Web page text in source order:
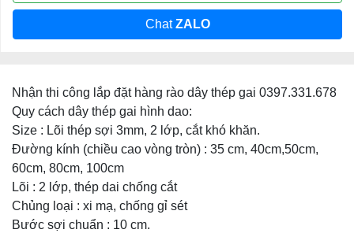
ChatZALO
Nhận thi công lắp đặt hàng rào dây thép gai 0397.331.678
Quy cách dây thép gai hình dao:
Size : Lõi thép sợi 3mm, 2 lớp, cắt khó khăn.
Đường kính (chiều cao vòng tròn) : 35 cm, 40cm,50cm,
60cm, 80cm, 100cm
Lõi : 2 lớp, thép dai chống cắt
Chủng loại : xi mạ, chống gỉ sét
Bước sợi chuẩn : 10 cm.